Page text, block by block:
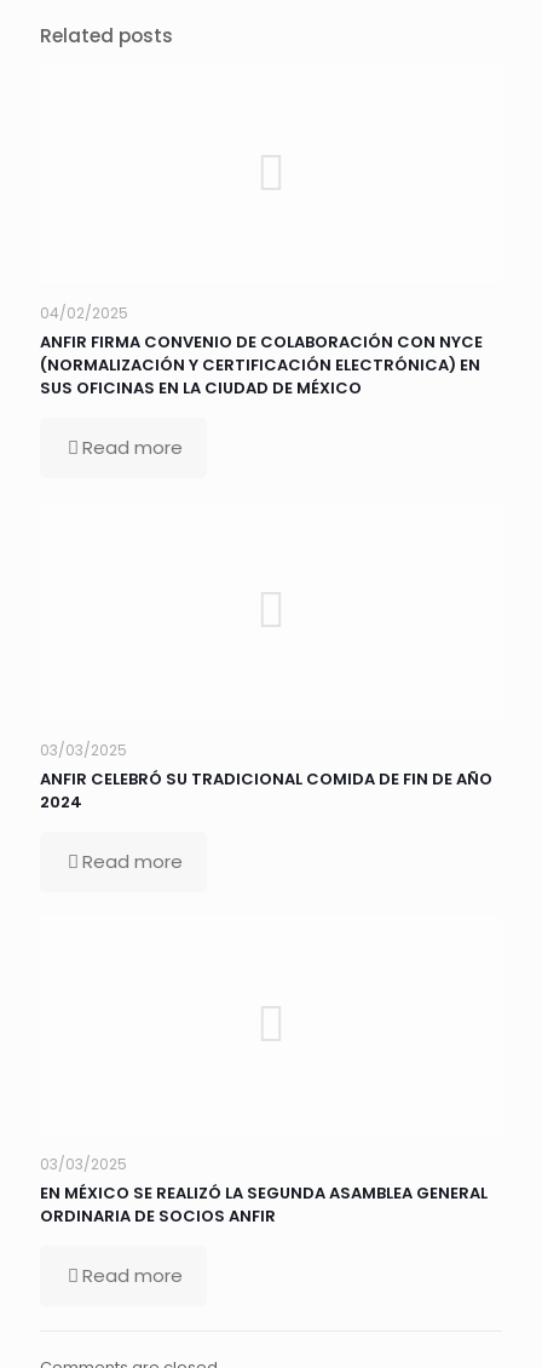
Related posts
04/02/2025
ANFIR FIRMA CONVENIO DE COLABORACIÓN CON NYCE
(NORMALIZACIÓN Y CERTIFICACIÓN ELECTRÓNICA) EN
SUS OFICINAS EN LA CIUDAD DE MÉXICO
Read more
03/03/2025
ANFIR CELEBRÓ SU TRADICIONAL COMIDA DE FIN DE AÑO
2024
Read more
03/03/2025
EN MÉXICO SE REALIZÓ LA SEGUNDA ASAMBLEA GENERAL
ORDINARIA DE SOCIOS ANFIR
Read more